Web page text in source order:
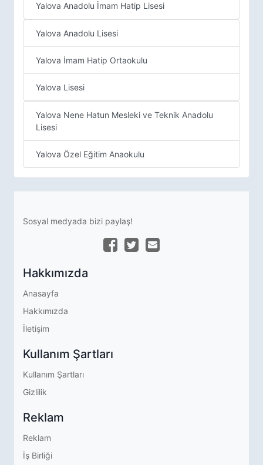
Yalova Anadolu İmam Hatip Lisesi
Yalova Anadolu Lisesi
Yalova İmam Hatip Ortaokulu
Yalova Lisesi
Yalova Nene Hatun Mesleki ve Teknik Anadolu
Lisesi
Yalova Özel Eğitim Anaokulu
Sosyal medyada bizi paylaş!
Hakkımızda
Anasayfa
Hakkımızda
İletişim
Kullanım Şartları
Kullanım Şartları
Gizlilik
Reklam
Reklam
İş Birliği